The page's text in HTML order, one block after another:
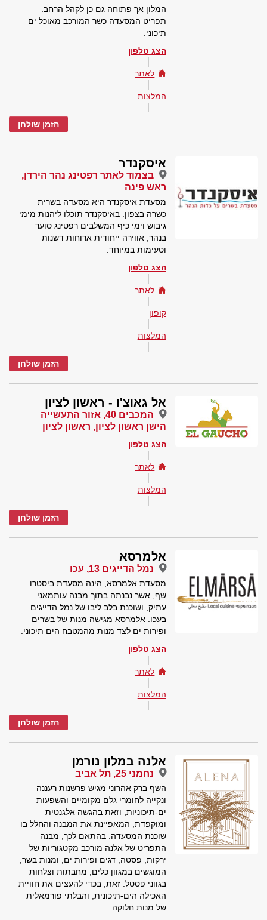
המלון אך פתוחה גם כן לקהל הרחב.
תפריט המסעדה כשר המורכב מאוכל ים
תיכוני.
הצג טלפון
לאתר
המלצות
הזמן שולחן
איסקנדר
בצמוד לאתר רפטינג נהר הירדן,
ראש פינה
מסעדת איסקנדר היא מסעדה בשרית
כשרה בצפון. באיסקנדר תוכלו ליהנות מימי
גיבוש וימי כיף המשלבים רפטינג סוער
בנהר, אווירה ייחודית ארוחות דשנות
וטעימות במיוחד.
הצג טלפון
לאתר
קופון
המלצות
הזמן שולחן
אל גאוצ'ו - ראשון לציון
המכבים 40, אזור התעשייה
הישן ראשון לציון, ראשון לציון
הצג טלפון
לאתר
המלצות
הזמן שולחן
אלמרסא
נמל הדייגים 13, עכו
מסעדת אלמרסא, הינה מסעדת ביסטרו
שף, אשר נבנתה בתוך מבנה עותמאני
עתיק, ושוכנת בלב ליבו של נמל הדייגים
בעכו. אלמרסא מגישה מנות של בשרים
ופירות ים לצד מנות מהמטבח הים תיכוני.
הצג טלפון
לאתר
המלצות
הזמן שולחן
אלנה במלון נורמן
נחמני 25, תל אביב
השף ברק אהרוני מגיש פרשנות רעננה
ונקייה לחומרי גלם מקומיים והשפעות
ים-תיכוניות, וזאת בהגשה אלגנטית
ומוקפדת, המאפיינת את המבנה והחלל בו
שוכנת המסעדה. בהתאם לכך, מבנה
התפריט של אלנה מורכב מקטגוריות של
ירקות, פסטה, דגים ופירות ים, ומנות בשר,
המוגשים במגוון כלים, מחבתות וצלחות
בגווני פסטל. זאת, בכדי להעצים את חוויית
האכילה הים-תיכונית, והבלתי פורמאלית
של מנות חלוקה.